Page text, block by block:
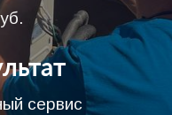
сервис